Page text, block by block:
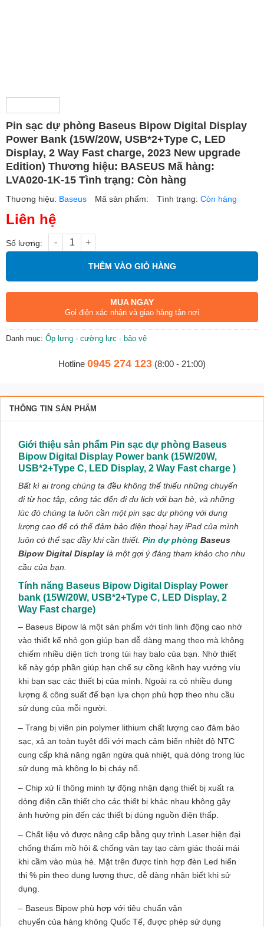
Pin sạc dự phòng Baseus Bipow Digital Display
Power Bank (15W/20W, USB*2+Type C, LED
Display, 2 Way Fast charge, 2023 New upgrade
Edition) Thương hiệu: BASEUS Mã hàng:
LVA020-1K-15 Tình trạng: Còn hàng
Thương hiệu: Baseus Mã sản phẩm: Tình trạng: Còn hàng
Liên hệ
Số lượng
THÊM VÀO GIỎ HÀNG
MUA NGAY
Gọi điện xác nhận và giao hàng tận nơi
Danh mục: Ốp lưng - cường lực - bảo vệ
Hotline 0945 274 123 (8:00 - 21:00)
THÔNG TIN SẢN PHẨM
Giới thiệu sản phẩm Pin sạc dự phòng Baseus
Bipow Digital Display Power bank (15W/20W,
USB*2+Type C, LED Display, 2 Way Fast charge )
Bất kì ai trong chúng ta đều không thể thiếu những chuyến
đi từ học tập, công tác đến đi du lịch với bạn bè, và những
lúc đó chúng ta luôn cần một pin sạc dự phòng với dung
lượng cao để có thể đảm bảo điện thoại hay iPad của mình
luôn có thể sạc đầy khi cần thiết. Pin dự phòng Baseus
Bipow Digital Display là một gợi ý đáng tham khảo cho nhu
cầu của bạn.
Tính năng Baseus Bipow Digital Display Power
bank (15W/20W, USB*2+Type C, LED Display, 2
Way Fast charge)
– Baseus Bipow là một sản phẩm với tính linh động cao nhờ
vào thiết kế nhỏ gọn giúp bạn dễ dàng mang theo mà không
chiếm nhiều diện tích trong túi hay balo của bạn. Nhờ thiết
kế này góp phần giúp hạn chế sự cồng kềnh hay vướng víu
khi bạn sạc các thiết bị của mình. Ngoài ra có nhiều dung
lượng & công suất để bạn lựa chọn phù hợp theo nhu cầu
sử dụng của mỗi người.
– Trang bị viên pin polymer lithium chất lượng cao đảm bảo
sạc, xả an toàn tuyệt đối với mạch cảm biến nhiệt độ NTC
cung cấp khả năng ngăn ngừa quá nhiệt, quá dòng trong lúc
sử dụng mà không lo bị cháy nổ.
– Chip xử lí thông minh tự động nhận dạng thiết bị xuất ra
dòng điện cần thiết cho các thiết bị khác nhau không gây
ảnh hưởng pin đến các thiết bị dùng nguồn điện thấp.
– Chất liệu vỏ được nâng cấp bằng quy trình Laser hiện đại
chống thấm mồ hôi & chống vân tay tạo cảm giác thoải mái
khi cầm vào mùa hè. Mặt trên được tính hợp đèn Led hiển
thị % pin theo dung lượng thực, dễ dàng nhận biết khi sử
dụng.
– Baseus Bipow phù hợp với tiêu chuẩn vận
chuyển của hàng không Quốc Tế, được phép sử dụng